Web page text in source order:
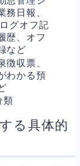
務日報、
グオフ記
歴、オフ
など
徴収票、
わかる預
類
る具体的